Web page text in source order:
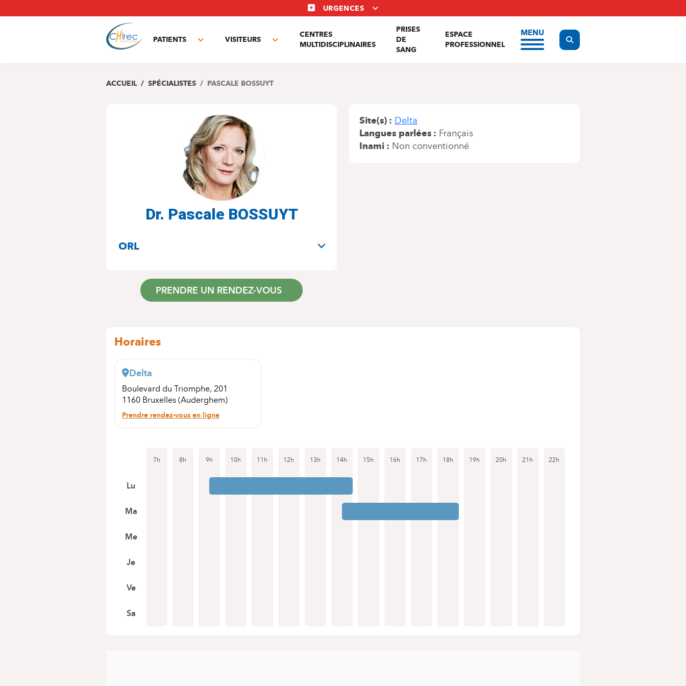
au
URGENCES
PATIENTS
Toggle
VISITEURS
Toggle
CENTRES
MULTIDISCIPLINAIRES
PRISES
DE
SANG
ESPACE
PROFESSIONNEL
MENU
Display the search form
ACCUEIL SPÉCIALISTES PASCALE BOSSUYT
Dr. Pascale BOSSUYT
SPÉCIALITÉS
ORL
PRENDRE UN RENDEZ-VOUS
Site(s)
Delta
Langues parlées
Français
Inami
Non conventionné
Horaires
Delta
Boulevard du Triomphe, 201
1160 Bruxelles (Auderghem)
Prendre rendez-vous en ligne
7h 8h 9h 10h 11h 12h 13h 14h 15h 16h 17h 18h 19h 20h 21h 22h
Lu
Ma
Me
Je
Ve
Sa